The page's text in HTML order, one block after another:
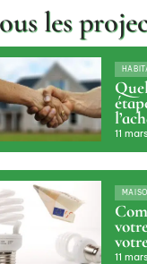
les
11
11